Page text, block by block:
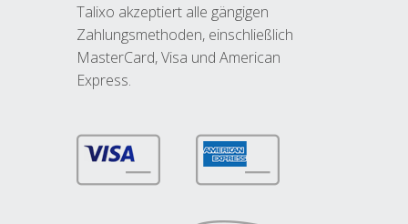
Talixo akzeptiert alle gängigen
Zahlungsmethoden, einschließlich
MasterCard, Visa und American
Express.